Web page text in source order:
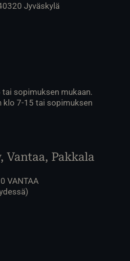
Jyväskylä
sopimuksen mukaan.
klo 7-15 tai sopimuksen
Vantaa, Pakkala
VANTAA